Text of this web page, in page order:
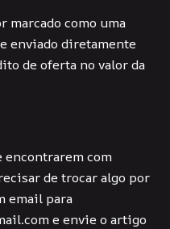
marcado como uma
enviado diretamente
de oferta no valor da
com
de trocar algo por
email para
e envie o artigo